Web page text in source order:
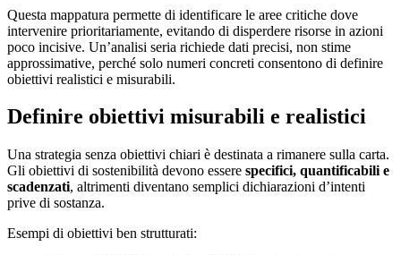
Questa mappatura permette di identificare le aree critiche dove
intervenire prioritariamente, evitando di disperdere risorse in azioni
poco incisive. Un’analisi seria richiede dati precisi, non stime
approssimative, perché solo numeri concreti consentono di definire
obiettivi realistici e misurabili.
Definire obiettivi misurabili e realistici
Una strategia senza obiettivi chiari è destinata a rimanere sulla carta.
Gli obiettivi di sostenibilità devono essere specifici, quantificabili e
scadenzati, altrimenti diventano semplici dichiarazioni d’intenti
prive di sostanza.
Esempi di obiettivi ben strutturati: